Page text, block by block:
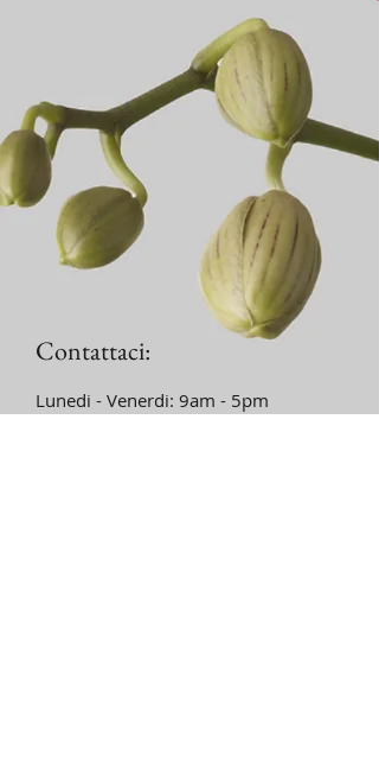
Contattaci:
Lunedi - Venerdi: 9am - 5pm